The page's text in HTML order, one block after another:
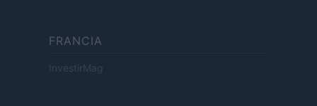
FRANCIA
InvestirMag